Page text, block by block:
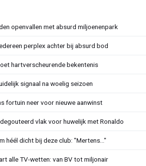
openvallen met absurd miljoenenpark
perplex achter bij absurd bod
hartverscheurende bekentenis
signaal na woelig seizoen
fortuin neer voor nieuwe aanwinst
vlak voor huwelijk met Ronaldo
héél dicht bij deze club: "Mertens..."
alle TV-wetten: van BV tot miljonair